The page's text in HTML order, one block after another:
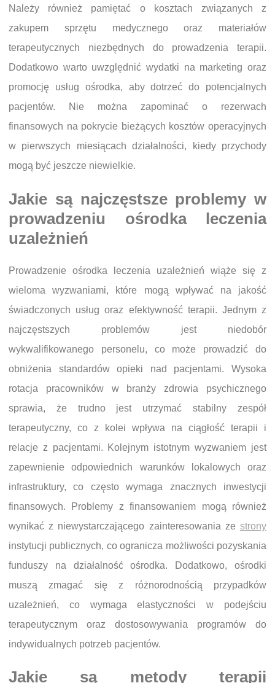
Należy również pamiętać o kosztach związanych z
zakupem sprzętu medycznego oraz materiałów
terapeutycznych niezbędnych do prowadzenia terapii.
Dodatkowo warto uwzględnić wydatki na marketing oraz
promocję usług ośrodka, aby dotrzeć do potencjalnych
pacjentów. Nie można zapominać o rezerwach
finansowych na pokrycie bieżących kosztów operacyjnych
w pierwszych miesiącach działalności, kiedy przychody
mogą być jeszcze niewielkie.
Jakie są najczęstsze problemy w
prowadzeniu ośrodka leczenia
uzależnień
Prowadzenie ośrodka leczenia uzależnień wiąże się z
wieloma wyzwaniami, które mogą wpływać na jakość
świadczonych usług oraz efektywność terapii. Jednym z
najczęstszych problemów jest niedobór
wykwalifikowanego personelu, co może prowadzić do
obniżenia standardów opieki nad pacjentami. Wysoka
rotacja pracowników w branży zdrowia psychicznego
sprawia, że trudno jest utrzymać stabilny zespół
terapeutyczny, co z kolei wpływa na ciągłość terapii i
relacje z pacjentami. Kolejnym istotnym wyzwaniem jest
zapewnienie odpowiednich warunków lokalowych oraz
infrastruktury, co często wymaga znacznych inwestycji
finansowych. Problemy z finansowaniem mogą również
wynikać z niewystarczającego zainteresowania ze strony
instytucji publicznych, co ogranicza możliwości pozyskania
funduszy na działalność ośrodka. Dodatkowo, ośrodki
muszą zmagać się z różnorodnością przypadków
uzależnień, co wymaga elastyczności w podejściu
terapeutycznym oraz dostosowywania programów do
indywidualnych potrzeb pacjentów.
Jakie są metody terapii